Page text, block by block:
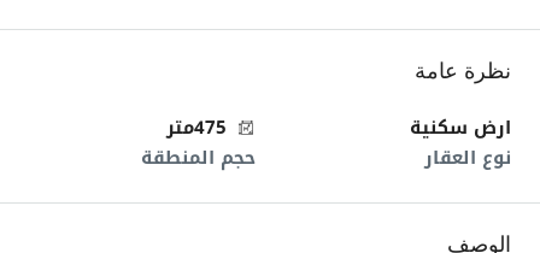
نظرة عامة
ارض سكنية
نوع العقار
475متر
حجم المنطقة
الوصف